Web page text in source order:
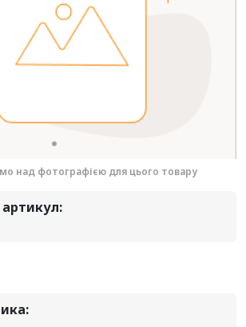
над фотографією для цього товару